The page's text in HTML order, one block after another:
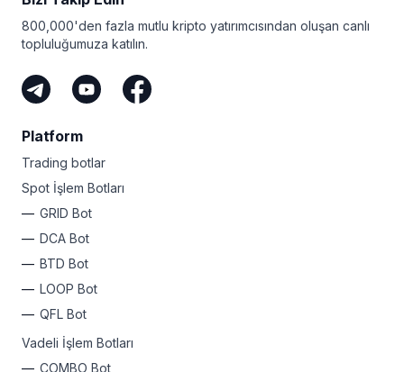
Artık FOMO yok - bu plan her fırsattan kâr etmenizi
sağlar!
otomatikleştirmek için basit bir planı var. Neden bugün
kaydolmuyorsunuz ve içinizdeki kripto rock yıldızını
800,000'den fazla mutlu kripto yatırımcısından oluşan canlı
topluluğumuza katılın.
Platform
Trading botlar
Spot İşlem Botları
GRID Bot
DCA Bot
BTD Bot
LOOP Bot
QFL Bot
Vadeli İşlem Botları
COMBO Bot